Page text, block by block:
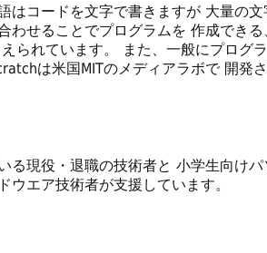
はコードを文字で書きますが 大量の
わせることでプログラムを 作成でき
られています。 また、一般にプログ
は米国MITのメディアラボで 開発
現役・退職の技術者と 小学生向け
エア技術者が支援しています。